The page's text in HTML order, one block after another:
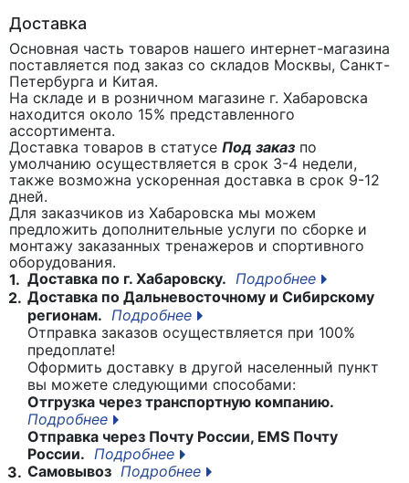
Доставка
Основная часть товаров нашего интернет-магазина
поставляется под заказ со складов Москвы, Санкт-
Петербурга и Китая.
На складе и в розничном магазине г. Хабаровска
находится около 15% представленного
ассортимента.
Доставка товаров в статусе Под заказ по
умолчанию осуществляется в срок 3-4 недели,
также возможна ускоренная доставка в срок 9-12
дней.
Для заказчиков из Хабаровска мы можем
предложить дополнительные услуги по сборке и
монтажу заказанных тренажеров и спортивного
оборудования.
1. Доставка по г. Хабаровску. Подробнее
2. Доставка по Дальневосточному и Сибирскому
регионам. Подробнее
Отправка заказов осуществляется при 100%
предоплате!
Оформить доставку в другой населенный пункт
вы можете следующими способами:
Отгрузка через транспортную компанию.
Подробнее
Отправка через Почту России, EMS Почту
России. Подробнее
3. Самовывоз Подробнее